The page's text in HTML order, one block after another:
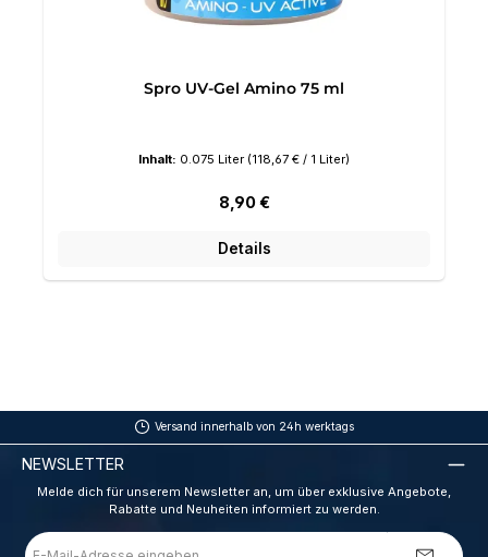
Spro UV-Gel Amino 75 ml
Inhalt: 0.075 Liter (118,67 € / 1 Liter)
Regulärer Preis:
8,90 €
Details
Versand innerhalb von 24h werktags
NEWSLETTER
Melde dich für unserem Newsletter an, um über exklusive Angebote,
Rabatte und Neuheiten informiert zu werden.
E-